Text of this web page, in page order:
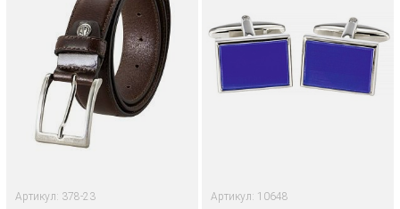
Артикул: 378-23 Артикул: 10648